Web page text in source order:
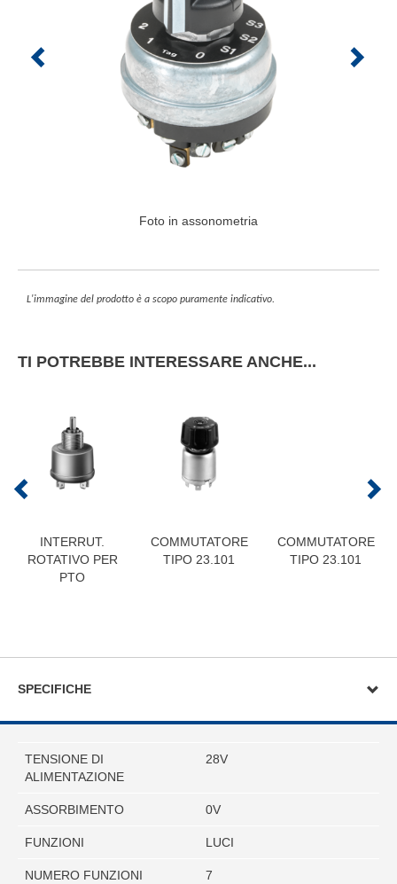
Foto in assonometria
L'immagine del prodotto è a scopo puramente indicativo.
TI POTREBBE INTERESSARE ANCHE...
INTERRUT.
ROTATIVO PER
PTO
COMMUTATORE
TIPO 23.101
COMMUTATORE
TIPO 23.101
SPECIFICHE
TENSIONE DI
ALIMENTAZIONE
28V
ASSORBIMENTO 0V
FUNZIONI LUCI
NUMERO FUNZIONI 7